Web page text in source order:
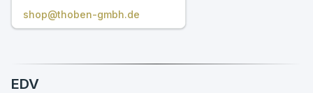
shop@thoben-gmbh.de
EDV